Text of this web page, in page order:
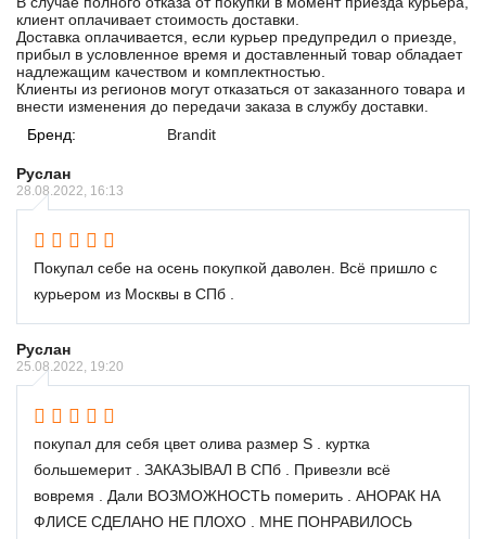
клиент оплачивает стоимость доставки.
Доставка оплачивается, если курьер предупредил о приезде,
прибыл в условленное время и доставленный товар обладает
надлежащим качеством и комплектностью.
Клиенты из регионов могут отказаться от заказанного товара и
внести изменения до передачи заказа в службу доставки.
Бренд:
Brandit
Руслан
28.08.2022, 16:13
Покупал себе на осень покупкой даволен. Всё пришло с
курьером из Москвы в СПб .
Руслан
25.08.2022, 19:20
покупал для себя цвет олива размер S . куртка
большемерит . ЗАКАЗЫВАЛ В СПб . Привезли всё
вовремя . Дали ВОЗМОЖНОСТЬ померить . АНОРАК НА
ФЛИСЕ СДЕЛАНО НЕ ПЛОХО . МНЕ ПОНРАВИЛОСЬ